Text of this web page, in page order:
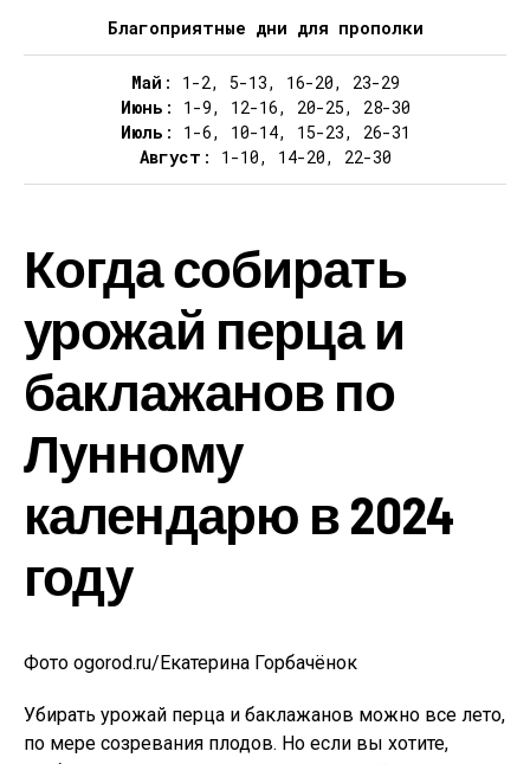
Благоприятные дни для прополки
Май : 1-2, 5-13, 16-20, 23-29
Июнь : 1-9, 12-16, 20-25, 28-30
Июль : 1-6, 10-14, 15-23, 26-31
Август : 1-10, 14-20, 22-30
Когда собирать
урожай перца и
баклажанов по
Лунному
календарю в 2024
году
Фото ogorod.ru/Екатерина Горбачёнок
Убирать урожай перца и баклажанов можно все лето,
по мере созревания плодов. Но если вы хотите,